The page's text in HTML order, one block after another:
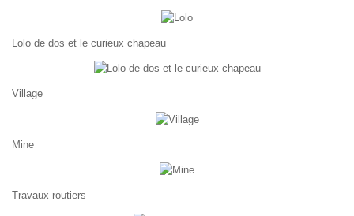
Lolo de dos et le curieux chapeau
Village
Mine
Travaux routiers